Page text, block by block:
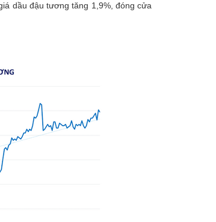
dầu đậu tương tăng 1,9%, đóng cửa